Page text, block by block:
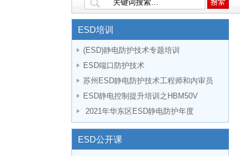
技术研发应用
ESD培训
(ESD)静电防护技术专题培训
ESD端口防护技术
苏州ESD静电防护技术工程师和内审员
ESD静电控制提升培训之HBM50V
2021年华东区ESD静电防护年度
ESD公开课